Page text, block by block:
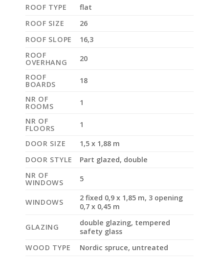
ROOF TYPE
flat
ROOF SIZE
26
ROOF SLOPE
16,3
ROOF
OVERHANG
20
ROOF
BOARDS
18
NR OF
ROOMS
1
NR OF
FLOORS 1
DOOR SIZE
1,5 x 1,88 m
DOOR STYLE
Part glazed, double
NR OF
WINDOWS 5
WINDOWS
2 fixed 0,9 x 1,85 m, 3 opening
0,7 x 0,45 m
GLAZING
double glazing, tempered
safety glass
WOOD TYPE
Nordic spruce, untreated